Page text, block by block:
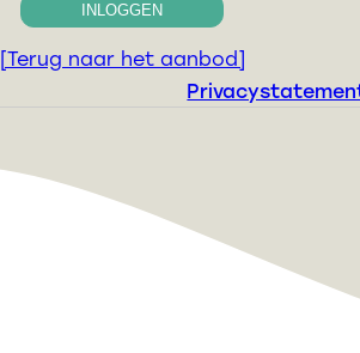
INLOGGEN
[Terug naar het aanbod]